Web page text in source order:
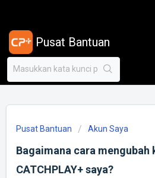
Pusat Bantuan
Pusat Bantuan Akun Saya
Bagaimana cara mengubah
CATCHPLAY+ saya?